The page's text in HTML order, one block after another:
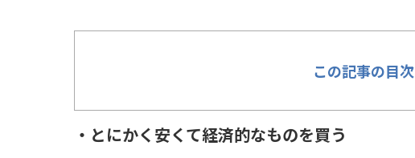
この記事の目次
・とにかく安くて経済的なものを買う